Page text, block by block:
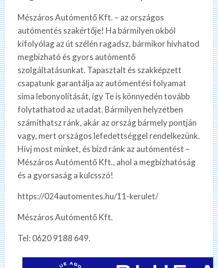
Mészáros Autómentő Kft. – az országos
autómentés szakértője! Ha bármilyen okból
kifolyólag az út szélén ragadsz, bármikor hívhatod
megbízható és gyors autómentő
szolgáltatásunkat. Tapasztalt és szakképzett
csapatunk garantálja az autómentési folyamat
sima lebonyolítását, így Te is könnyedén tovább
folytathatod az utadat. Bármilyen helyzetben
számíthatsz ránk, akár az ország bármely pontján
vagy, mert országos lefedettséggel rendelkezünk.
Hívj most minket, és bízd ránk az autómentést –
Mészáros Autómentő Kft., ahol a megbízhatóság
és a gyorsaság a kulcsszó!
https://024automentes.hu/11-kerulet/
Mészáros Autómentő Kft.
Tel: 0620 9188 649.